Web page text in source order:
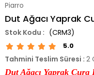
Piarro
Dut Ağacı Yaprak
(CRM3)
5.0
Tahmini Teslim Süresi : 2
Dut Ağacı Yaprak